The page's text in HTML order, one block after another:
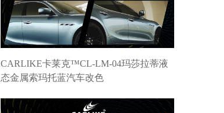
CARLIKE卡莱克™CL-LM-04玛莎拉蒂液
态金属索玛托蓝汽车改色